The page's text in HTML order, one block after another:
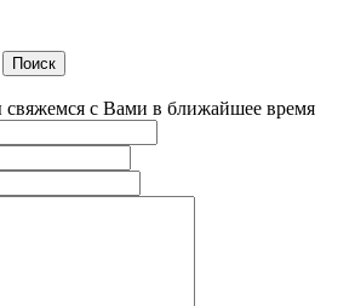
свяжемся с Вами в ближайшее время